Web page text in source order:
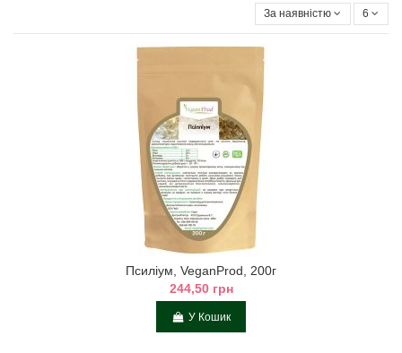
За наявністю 6
Псиліум, VeganProd, 200г
244,50 грн
У Кошик